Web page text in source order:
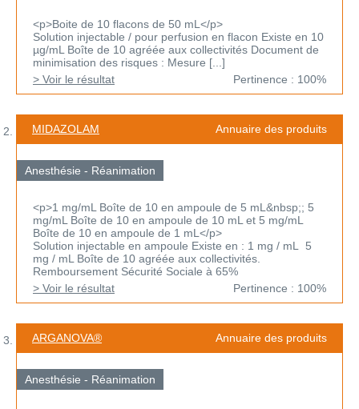
<p>Boite de 10 flacons de 50 mL</p>
Solution injectable / pour perfusion en flacon Existe en 10
µg/mL Boîte de 10 agréée aux collectivités Document de
minimisation des risques : Mesure [...]
> Voir le résultat
Pertinence : 100%
MIDAZOLAM Annuaire des produits
Anesthésie - Réanimation
<p>1 mg/mL Boîte de 10 en ampoule de 5 mL&nbsp;; 5
mg/mL Boîte de 10 en ampoule de 10 mL et 5 mg/mL
Boîte de 10 en ampoule de 1 mL</p>
Solution injectable en ampoule Existe en : 1 mg / mL 5
mg / mL Boîte de 10 agréée aux collectivités.
Remboursement Sécurité Sociale à 65%
> Voir le résultat
Pertinence : 100%
ARGANOVA® Annuaire des produits
Anesthésie - Réanimation